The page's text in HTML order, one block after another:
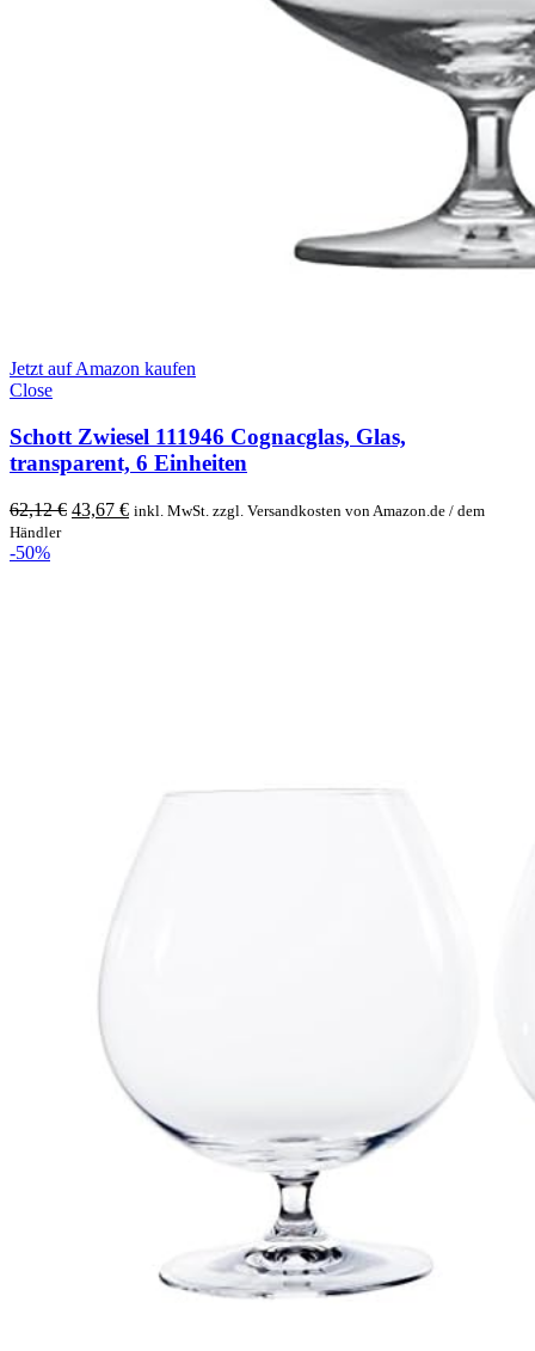
Jetzt auf Amazon kaufen
Close
Schott Zwiesel 111946 Cognacglas, Glas,
transparent, 6 Einheiten
62,12€ Original
43,67 €Current
inkl. MwSt. zzgl. Versandkosten von Amazon.de / dem
Händler
-50%